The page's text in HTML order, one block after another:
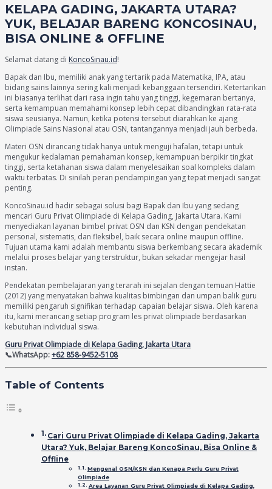
KELAPA GADING, JAKARTA UTARA?
YUK, BELAJAR BARENG KONCOSINAU,
BISA ONLINE & OFFLINE
Selamat datang di KoncoSinau.id!
Bapak dan Ibu, memiliki anak yang tertarik pada Matematika, IPA, atau
bidang sains lainnya sering kali menjadi kebanggaan tersendiri. Ketertarikan
ini biasanya terlihat dari rasa ingin tahu yang tinggi, kegemaran bertanya,
serta kemampuan memahami konsep lebih cepat dibandingkan rata-rata
siswa seusianya. Namun, ketika potensi tersebut diarahkan ke ajang
Olimpiade Sains Nasional atau OSN, tantangannya menjadi jauh berbeda.
Materi OSN dirancang tidak hanya untuk menguji hafalan, tetapi untuk
mengukur kedalaman pemahaman konsep, kemampuan berpikir tingkat
tinggi, serta ketahanan siswa dalam menyelesaikan soal kompleks dalam
waktu terbatas. Di sinilah peran pendampingan yang tepat menjadi sangat
penting.
KoncoSinau.id hadir sebagai solusi bagi Bapak dan Ibu yang sedang
mencari Guru Privat Olimpiade di Kelapa Gading, Jakarta Utara. Kami
menyediakan layanan bimbel privat OSN dan KSN dengan pendekatan
personal, sistematis, dan fleksibel, baik secara online maupun offline.
Tujuan utama kami adalah membantu siswa berkembang secara akademik
melalui proses belajar yang terstruktur, bukan sekadar mengejar hasil
instan.
Pendekatan pembelajaran yang terarah ini sejalan dengan temuan Hattie
(2012) yang menyatakan bahwa kualitas bimbingan dan umpan balik guru
memiliki pengaruh signifikan terhadap capaian belajar siswa. Oleh karena
itu, kami merancang setiap program les privat olimpiade berdasarkan
kebutuhan individual siswa.
Guru Privat Olimpiade di Kelapa Gading, Jakarta Utara
📞WhatsApp:+62 858-9452-5108
Table of Contents
Cari Guru Privat Olimpiade di Kelapa Gading, Jakarta
Utara? Yuk, Belajar Bareng KoncoSinau, Bisa Online &
Offline
Mengenal OSN/KSN dan Kenapa Perlu Guru Privat
Olimpiade
Area Layanan Guru Privat Olimpiade di Kelapa Gading,